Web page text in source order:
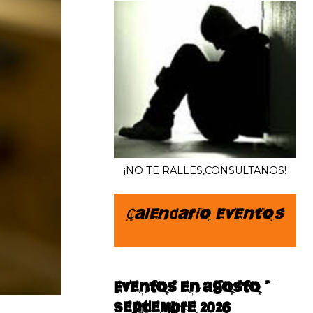
¡NO TE RALLES,CONSULTANOS!
Calendario Eventos
Eventos en agosto–
septiembre 2026